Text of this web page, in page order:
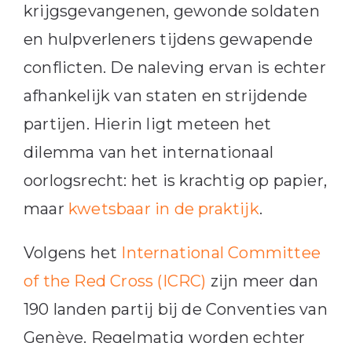
krijgsgevangenen, gewonde soldaten
en hulpverleners tijdens gewapende
conflicten. De naleving ervan is echter
afhankelijk van staten en strijdende
partijen. Hierin ligt meteen het
dilemma van het internationaal
oorlogsrecht: het is krachtig op papier,
maar kwetsbaar in de praktijk.
Volgens het International Committee
of the Red Cross (ICRC) zijn meer dan
190 landen partij bij de Conventies van
Genève. Regelmatig worden echter